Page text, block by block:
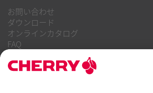
お問い合わせ
ダウンロード
オンラインカタログ
FAQ
当社について
キャリア